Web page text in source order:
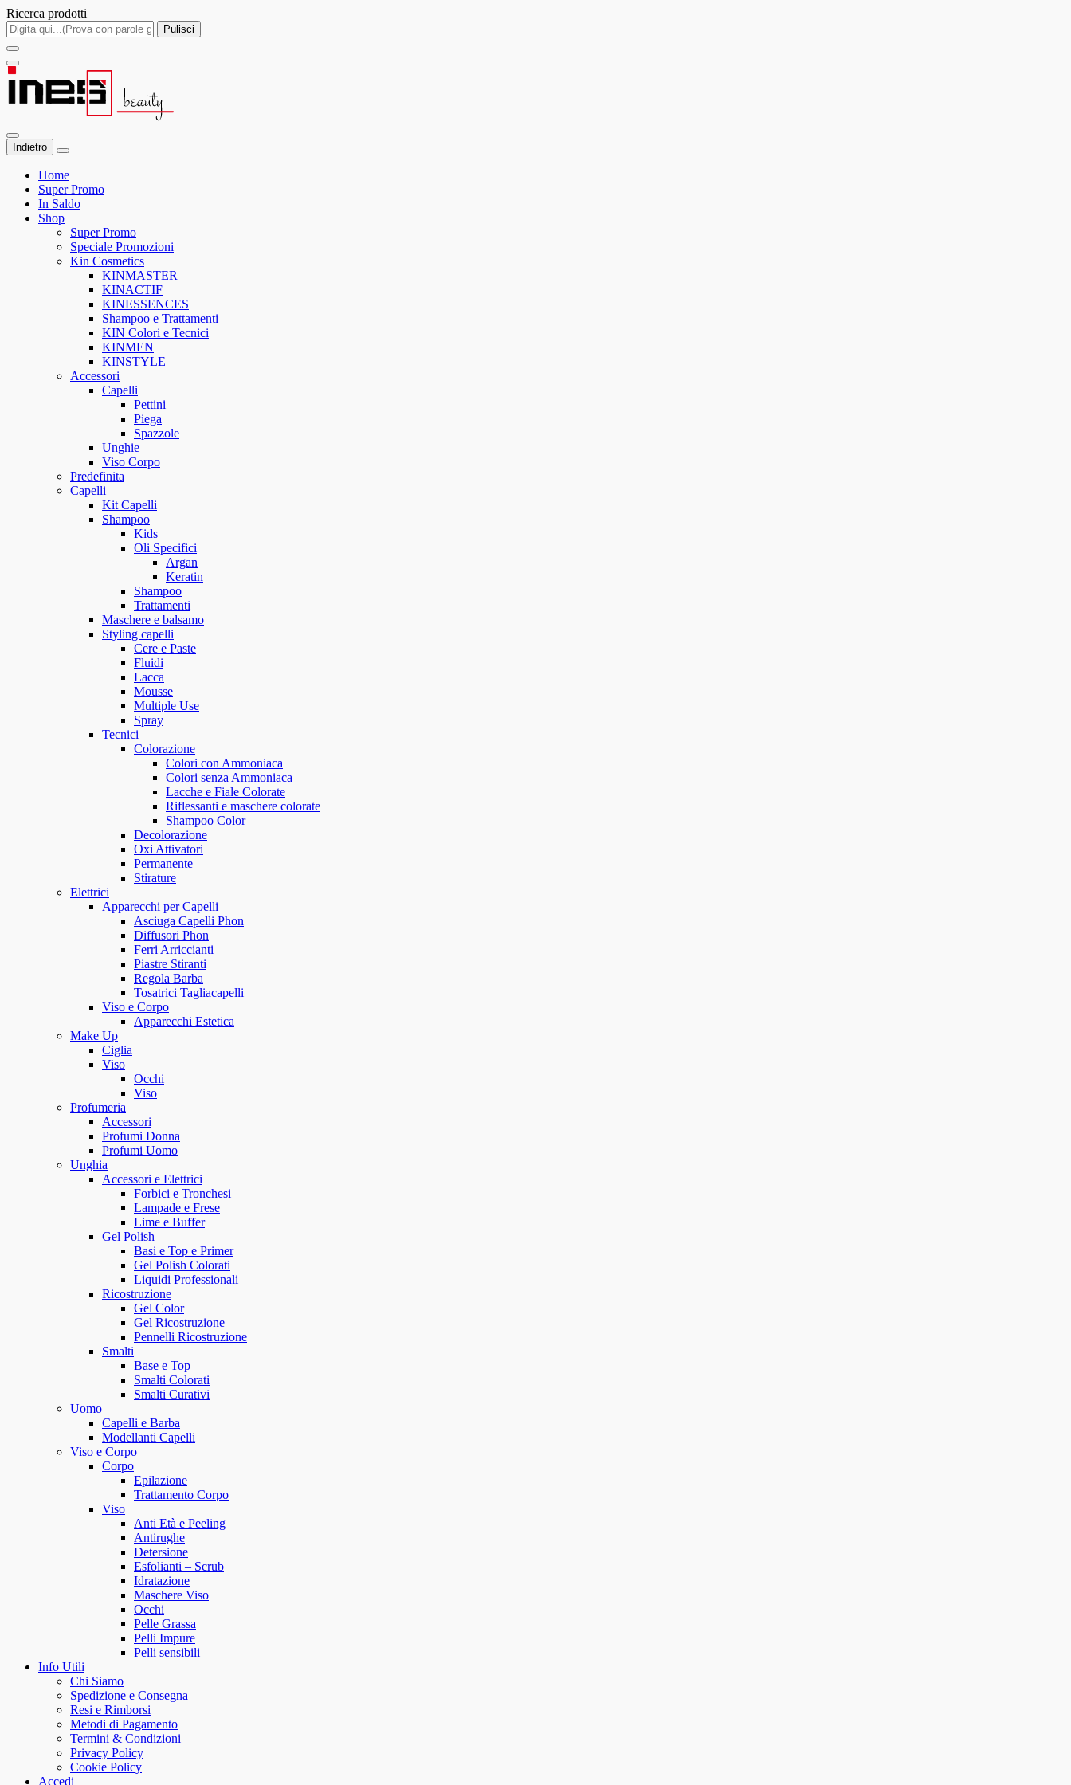
Ricerca prodotti
Pulisci
Indietro
Home
Super Promo
In Saldo
Shop
Super Promo
Speciale Promozioni
Kin Cosmetics
KINMASTER
KINACTIF
KINESSENCES
Shampoo e Trattamenti
KIN Colori e Tecnici
KINMEN
KINSTYLE
Accessori
Capelli
Pettini
Piega
Spazzole
Unghie
Viso Corpo
Predefinita
Capelli
Kit Capelli
Shampoo
Kids
Oli Specifici
Argan
Keratin
Shampoo
Trattamenti
Maschere e balsamo
Styling capelli
Cere e Paste
Fluidi
Lacca
Mousse
Multiple Use
Spray
Tecnici
Colorazione
Colori con Ammoniaca
Colori senza Ammoniaca
Lacche e Fiale Colorate
Riflessanti e maschere colorate
Shampoo Color
Decolorazione
Oxi Attivatori
Permanente
Stirature
Elettrici
Apparecchi per Capelli
Asciuga Capelli Phon
Diffusori Phon
Ferri Arriccianti
Piastre Stiranti
Regola Barba
Tosatrici Tagliacapelli
Viso e Corpo
Apparecchi Estetica
Make Up
Ciglia
Viso
Occhi
Viso
Profumeria
Accessori
Profumi Donna
Profumi Uomo
Unghia
Accessori e Elettrici
Forbici e Tronchesi
Lampade e Frese
Lime e Buffer
Gel Polish
Basi e Top e Primer
Gel Polish Colorati
Liquidi Professionali
Ricostruzione
Gel Color
Gel Ricostruzione
Pennelli Ricostruzione
Smalti
Base e Top
Smalti Colorati
Smalti Curativi
Uomo
Capelli e Barba
Modellanti Capelli
Viso e Corpo
Corpo
Epilazione
Trattamento Corpo
Viso
Anti Età e Peeling
Antirughe
Detersione
Esfolianti – Scrub
Idratazione
Maschere Viso
Occhi
Pelle Grassa
Pelli Impure
Pelli sensibili
Info Utili
Chi Siamo
Spedizione e Consegna
Resi e Rimborsi
Metodi di Pagamento
Termini & Condizioni
Privacy Policy
Cookie Policy
Accedi